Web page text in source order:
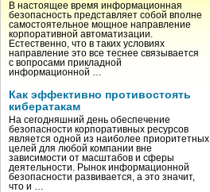
В настоящее время информационная
безопасность представляет собой вполне
самостоятельное мощное направление
корпоративной автоматизации.
Естественно, что в таких условиях
направление это все теснее связывается
с вопросами прикладной
информационной …
Как эффективно противостоять
кибератакам
На сегодняшний день обеспечение
безопасности корпоративных ресурсов
является одной из наиболее приоритетных
целей для любой компании вне
зависимости от масштабов и сферы
деятельности. Рынок информационной
безопасности развивается, а это значит,
что и …